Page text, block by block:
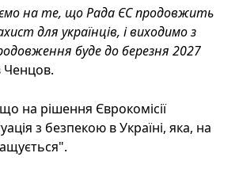
на те, що Рада ЄС продовжить
для українців, і виходимо з
буде до березня 2027
Ченцов.
на рішення Єврокомісії
з безпекою в Україні, яка, на